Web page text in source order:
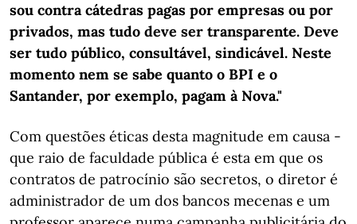
sou contra cátedras pagas por empresas ou por
privados, mas tudo deve ser transparente. Deve
ser tudo público, consultável, sindicável. Neste
momento nem se sabe quanto o BPI e o
Santander, por exemplo, pagam à Nova."
Com questões éticas desta magnitude em causa -
que raio de faculdade pública é esta em que os
contratos de patrocínio são secretos, o diretor é
administrador de um dos bancos mecenas e um